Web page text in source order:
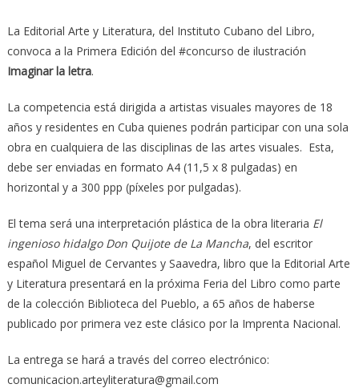
La Editorial Arte y Literatura, del Instituto Cubano del Libro,
convoca a la Primera Edición del #concurso de ilustración
Imaginar la letra.
La competencia está dirigida a artistas visuales mayores de 18
años y residentes en Cuba quienes podrán participar con una sola
obra en cualquiera de las disciplinas de las artes visuales. Esta,
debe ser enviadas en formato A4 (11,5 x 8 pulgadas) en
horizontal y a 300 ppp (píxeles por pulgadas).
El tema será una interpretación plástica de la obra literaria El
ingenioso hidalgo Don Quijote de La Mancha, del escritor
español Miguel de Cervantes y Saavedra, libro que la Editorial Arte
y Literatura presentará en la próxima Feria del Libro como parte
de la colección Biblioteca del Pueblo, a 65 años de haberse
publicado por primera vez este clásico por la Imprenta Nacional.
La entrega se hará a través del correo electrónico:
comunicacion.arteyliteratura@gmail.com